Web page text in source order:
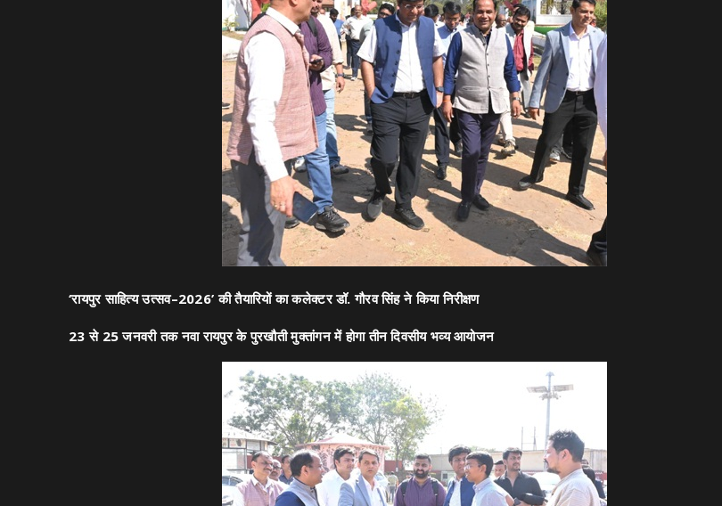
‘रायपुर साहित्य उत्सव–2026’ की तैयारियों का कलेक्टर डॉ. गौरव सिंह ने किया निरीक्षण
23 से 25 जनवरी तक नवा रायपुर के पुरखौती मुक्तांगन में होगा तीन दिवसीय भव्य आयोजन